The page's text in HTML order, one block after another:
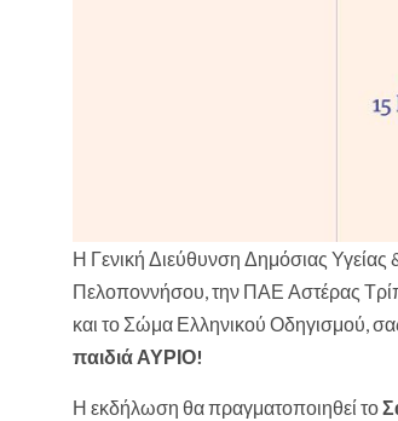
Η Γενική Διεύθυνση Δημόσιας
Πελοποννήσου, την ΠΑΕ Αστέρας
και το Σώμα Ελληνικού Οδηγισμού,
παιδιά ΑΥΡΙΟ!
Η εκδήλωση θα πραγματοποιηθεί το